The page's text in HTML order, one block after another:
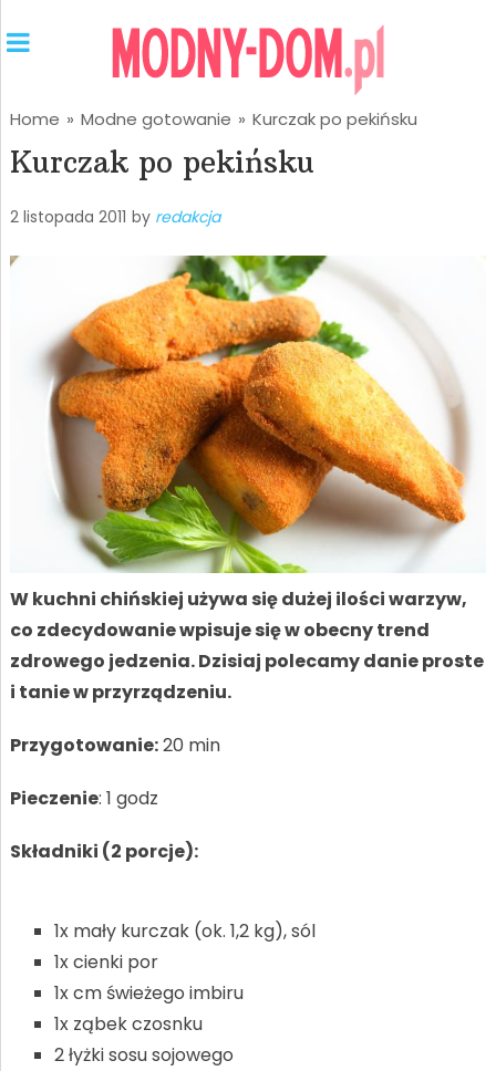
Home » Modne gotowanie » Kurczak po pekińsku
Kurczak po pekińsku
2 listopada 2011 by redakcja
W kuchni chińskiej używa się dużej ilości warzyw,
co zdecydowanie wpisuje się w obecny trend
zdrowego jedzenia. Dzisiaj polecamy danie proste
i tanie w przyrządzeniu.
Przygotowanie:20 min
Pieczenie: 1 godz
Składniki (2 porcje):
1x mały kurczak (ok. 1,2 kg), sól
1x cienki por
1x cm świeżego imbiru
1x ząbek czosnku
2 łyżki sosu sojowego